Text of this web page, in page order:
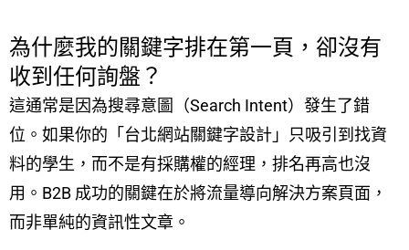
為什麼我的關鍵字排在第一頁，卻沒有
收到任何詢盤？
這通常是因為搜尋意圖（Search Intent）發生了錯
位。如果你的「台北網站關鍵字設計」只吸引到找資
料的學生，而不是有採購權的經理，排名再高也沒
用。B2B 成功的關鍵在於將流量導向解決方案頁面，
而非單純的資訊性文章。